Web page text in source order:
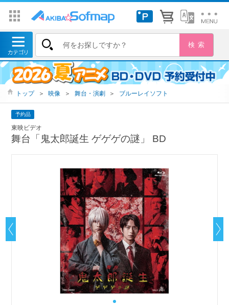
トップ ＞ 映像 ＞ 舞台・演劇 ＞ ブルーレイソフト
予約品
東映ビデオ
舞台「鬼太郎誕生 ゲゲゲの謎」 BD